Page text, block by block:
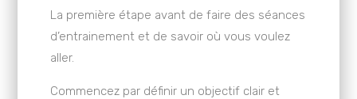
La première étape avant de faire des séances
d’entrainement et de savoir où vous voulez
aller.
Commencez par définir un objectif clair et